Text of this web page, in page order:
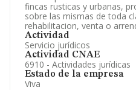
fincas rusticas y urbanas,
sobre las mismas de toda
rehabilitacion, venta o
Actividad
Servicio jurídicos
Actividad CNAE
6910 - Actividades jurídicas
Estado de la empresa
Viva